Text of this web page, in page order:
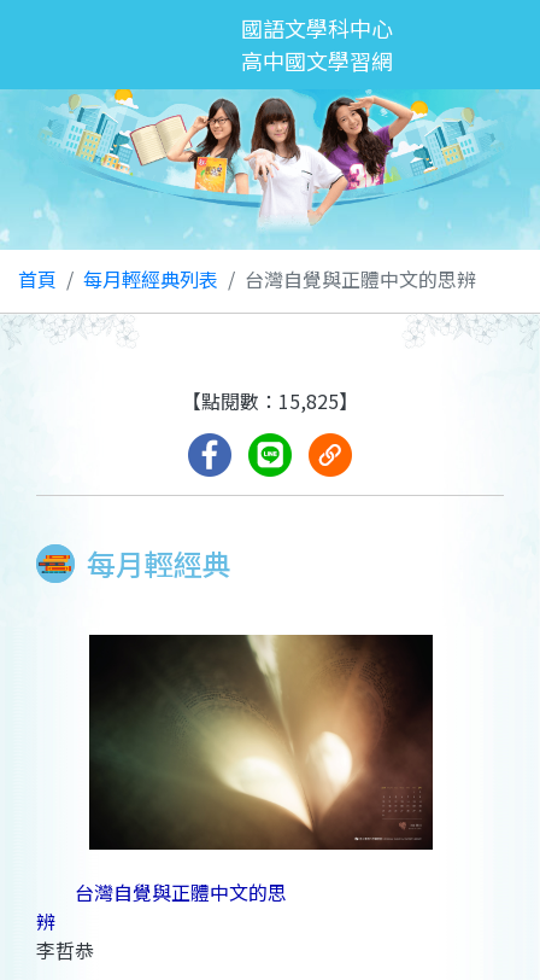
國語文學科中心
高中國文學習網
首頁 每月輕經典列表 台灣自覺與正體中文的思辨
每月輕經典
【點閱數：15,825】
台灣自覺與正體中文的思
辨
李哲恭